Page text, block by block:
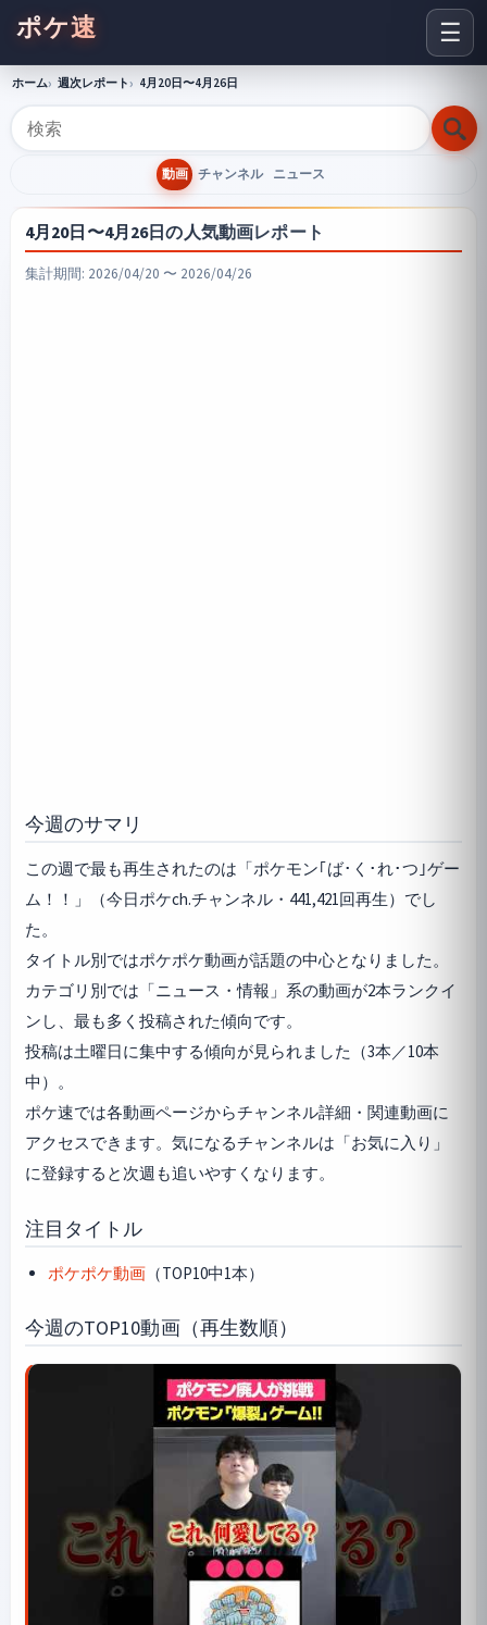
☰
ポケ速
ホーム 週次レポート 4月20日〜4月26日
動画 チャンネル ニュース
4月20日〜4月26日の人気動画レポート
集計期間: 2026/04/20 〜 2026/04/26
今週のサマリ
この週で最も再生されたのは「ポケモン｢ば･く･れ･つ｣ゲー
ム！！」（今日ポケch.チャンネル・441,421回再生）でし
た。
タイトル別ではポケポケ動画が話題の中心となりました。
カテゴリ別では「ニュース・情報」系の動画が2本ランクイ
ンし、最も多く投稿された傾向です。
投稿は土曜日に集中する傾向が見られました（3本／10本
中）。
ポケ速では各動画ページからチャンネル詳細・関連動画に
アクセスできます。気になるチャンネルは「お気に入り」
に登録すると次週も追いやすくなります。
注目タイトル
ポケポケ動画（TOP10中1本）
今週のTOP10動画（再生数順）